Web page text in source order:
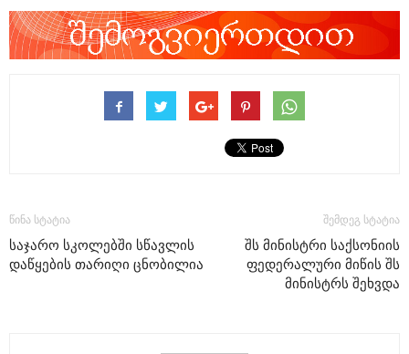
წინა სტატია
საჯარო სკოლებში სწავლის
დაწყების თარიღი ცნობილია
შემდეგ სტატია
შს მინისტრი საქსონიის
ფედერალური მიწის შს
მინისტრს შეხვდა